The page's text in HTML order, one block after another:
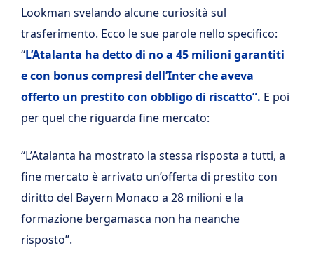
Lookman svelando alcune curiosità sul
trasferimento. Ecco le sue parole nello specifico:
“L’Atalanta ha detto di no a 45 milioni garantiti
e con bonus compresi dell’Inter che aveva
offerto un prestito con obbligo di riscatto”. E poi
per quel che riguarda fine mercato:
“L’Atalanta ha mostrato la stessa risposta a tutti, a
fine mercato è arrivato un’offerta di prestito con
diritto del Bayern Monaco a 28 milioni e la
formazione bergamasca non ha neanche
risposto”.